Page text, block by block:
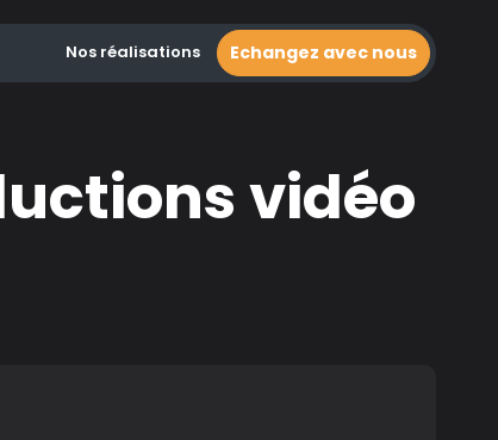
Nos réalisations Echangez avec nous
vidéo